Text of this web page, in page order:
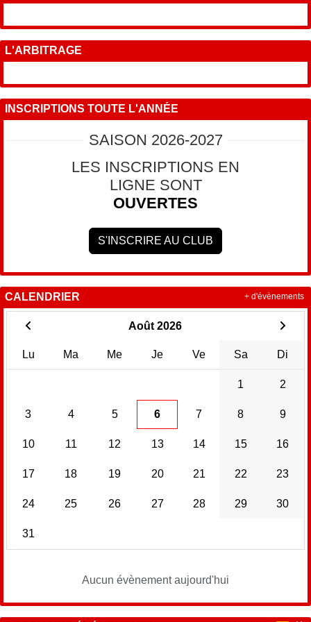
L'ARBITRAGE
INSCRIPTIONS TOUTE L'ANNÉE
SAISON 2026-2027
LES INSCRIPTIONS EN
LIGNE SONT
OUVERTES
S'INSCRIRE AU CLUB
CALENDRIER
Août 2026
Lu Ma Me Je Ve Sa Di
1 2
3 4 5 6 7 8 9
10 11 12 13 14 15 16
17 18 19 20 21 22 23
24 25 26 27 28 29 30
31
Aucun évènement aujourd'hui
+ d'évènements